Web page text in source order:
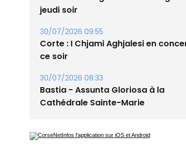
30/07/2026 09:55
Corte : I Chjami Aghjalesi en concert
ce soir
30/07/2026 08:33
Cathédrale Sainte-Marie
Les plus lus